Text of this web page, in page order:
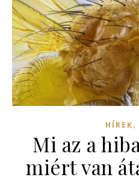
HÍREK,
Mi az a
miért van